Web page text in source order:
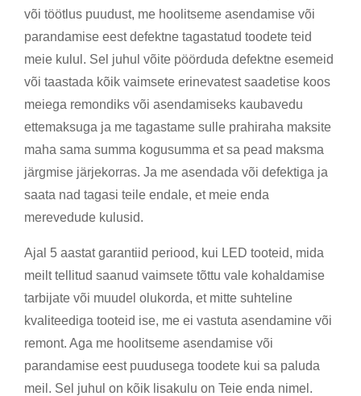
või töötlus puudust, me hoolitseme asendamise või
parandamise eest defektne tagastatud toodete teid
meie kulul. Sel juhul võite pöörduda defektne esemeid
või taastada kõik vaimsete erinevatest saadetise koos
meiega remondiks või asendamiseks kaubavedu
ettemaksuga ja me tagastame sulle prahiraha maksite
maha sama summa kogusumma et sa pead maksma
järgmise järjekorras. Ja me asendada või defektiga ja
saata nad tagasi teile endale, et meie enda
merevedude kulusid.
Ajal 5 aastat garantiid periood, kui LED tooteid, mida
meilt tellitud saanud vaimsete tõttu vale kohaldamise
tarbijate või muudel olukorda, et mitte suhteline
kvaliteediga tooteid ise, me ei vastuta asendamine või
remont. Aga me hoolitseme asendamise või
parandamise eest puudusega toodete kui sa paluda
meil. Sel juhul on kõik lisakulu on Teie enda nimel.